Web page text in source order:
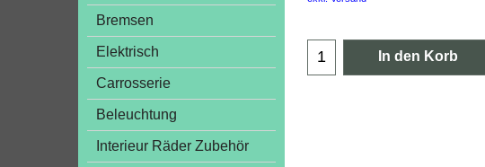
Bremsen
Elektrisch
Carrosserie
Beleuchtung
Interieur Räder Zubehör
In den Korb